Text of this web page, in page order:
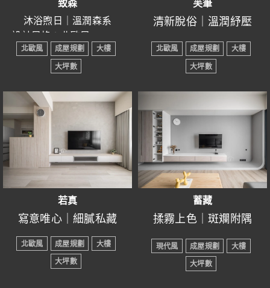
寄託，伴隨著情人的安
放。
思，將生活點滴轉化為動
人的故事。
色系，以滿足居住者的需
求。
歐風，白色搭配木傢俱，
營造暖心氛圍，提升空間
通透感，增添慢活、淡雅
氣質。
客餐廳採開放式設計，一
覽無遺，寬闊感創造溫馨
情緒。
客廳電視牆運用文化石增
添層次感，展現自然紋路
的質感。
臥室採光塑造自然乾淨意
境，以木色傢俱融入，打
造樸質寧靜的居家感，營
造更有變化的視覺空間，
展現自然實用的平靜之
光影於空間中輕舞流轉，
以簡約而溫潤的基調鋪
陳，透過光線的遊走、材
質的層次與色彩的細膩交
融，勾勒出平靜且蘊含溫
度的空間輪廓。
無需刻意的雕琢與矯飾，
設計以溫度為筆，將平凡
的日常化為值得珍藏的動
人瞬間。
致森
沐浴煦日｜溫潤森系
● 設計風格：北歐風
● 所在區域：新竹縣
● 室內坪數：21坪
● 裝潢屋況：成屋規劃
● 主要建材：六角磚、系統
櫃、木地板
北歐風 成屋規劃
大樓
大坪數
芙筆
清新脫俗｜溫潤紓壓
● 設計風格：北歐風
● 所在區域：新竹縣竹北
● 室內坪數：26坪
● 房屋格局：3房2廳2衛
● 裝潢屋況：成屋規劃
● 主要建材：鐵件、鋁框
門、大理石、系統櫃、洞
洞板、賽麗石…
-----------------------------------
猶如沉浸於與世無爭之
地，獨享片刻寧靜，任由
陽光肆意照射，帶來生意
盎然之享受，將北歐的精
神融入其中，成全對生活
北歐風 成屋規劃
大樓
大坪數
若真
寫意唯心｜細膩私藏
● 設計風格：北歐風
● 所在區域：新竹
● 室內坪數：23坪
北歐風 成屋規劃
大樓
大坪數
蓄藏
揉霧上色｜斑斕附隅
● 設計風格：現代風
● 所在區域：新竹縣竹北
現代風 成屋規劃
大樓
大坪數